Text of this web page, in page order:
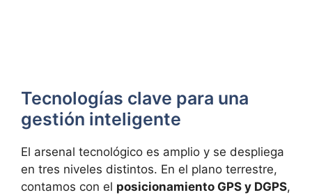
Tecnologías clave para una
gestión inteligente
El arsenal tecnológico es amplio y se despliega
en tres niveles distintos. En el plano terrestre,
contamos con el posicionamiento GPS y DGPS,